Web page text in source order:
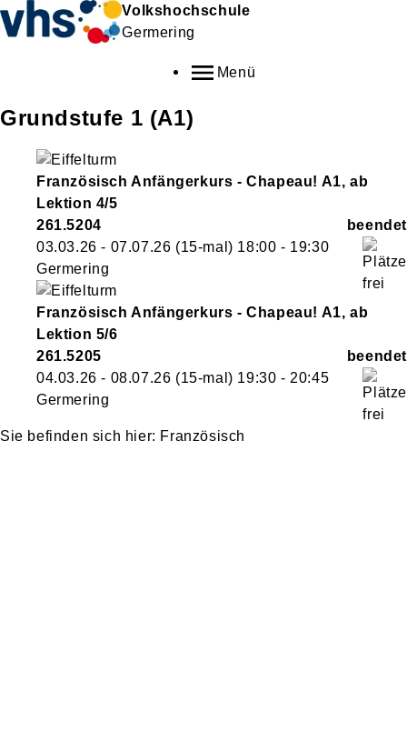
Volkshochschule
Germering
Menü
Grundstufe 1 (A1)
Französisch Anfängerkurs - Chapeau! A1, ab
Lektion 4/5
261.5204
03.03.26 - 07.07.26 (15-mal) 18:00 - 19:30
Germering
Französisch Anfängerkurs - Chapeau! A1, ab
Lektion 5/6
261.5205
04.03.26 - 08.07.26 (15-mal) 19:30 - 20:45
Germering
Französisch